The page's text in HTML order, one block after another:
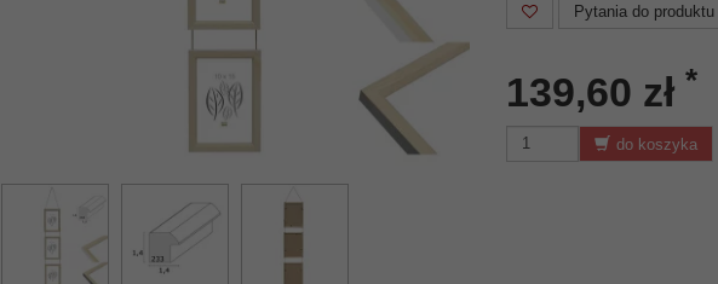
Pytania do produktu
139,60 zł *
do koszyka